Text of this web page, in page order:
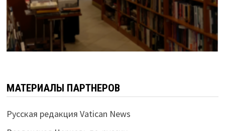
МАТЕРИАЛЫ ПАРТНЕРОВ
Русская редакция Vatican News